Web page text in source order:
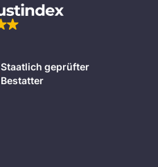
Staatlich geprüfter
Bestatter